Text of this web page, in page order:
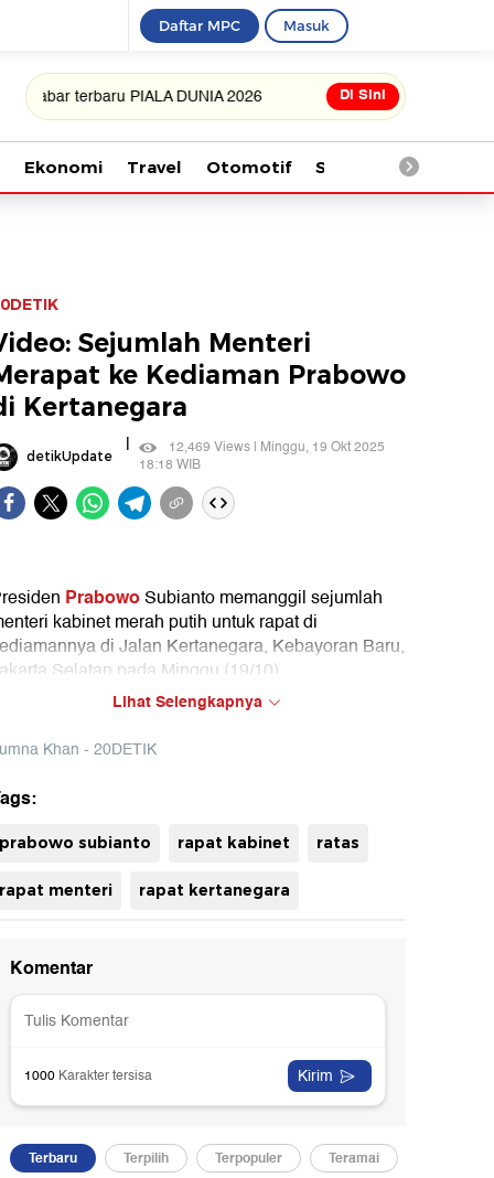
Daftar MPC Masuk
terbaru PIALA DUNIA 2026 Di Sini
Ekonomi Travel Otomotif Saintek
Sejumlah Menteri
ke Kediaman Prabowo
Kertanegara
detikUpdate |
12,469 Views | Minggu, 19 Okt 2025
18:18 WIB
PrabowoSubianto memanggil sejumlah
kabinet merah putih untuk rapat di
di Jalan Kertanegara, Kebayoran Baru,
Selatan pada Minggu (19/10).
Sejumlah tokoh mulai berdatangan pada pukul 15.45
Mulai dari Menteri ESDM Bahlil Lahadalia,
MensesnegPrasetyo
Tinggi, Sains, dan Teknologi Brian
Lihat Selengkapnya
Khan - 20DETIK
prabowo subianto rapat kabinet ratas
rapat menteri rapat kertanegara